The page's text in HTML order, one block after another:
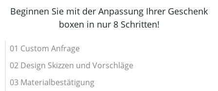
Beginnen Sie mit der Anpassung Ihrer Geschenk
boxen in nur 8 Schritten!
01 Custom Anfrage
02 Design Skizzen und Vorschläge
03 Materialbestätigung